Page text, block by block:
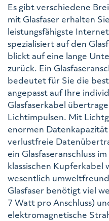
Es gibt verschiedene
mit Glasfaser erhalten
leistungsfähigste
spezialisiert auf den
blickt auf eine lange
zurück. Ein
bedeutet für Sie die
angepasst auf Ihre
Glasfaserkabel
Lichtimpulsen. Mit
enormen
verlustfreie
ein Glasfaseranschluss
klassischen Kupferkabel
wesentlich
Glasfaser benötigt viel
7 Watt pro Anschluss)
elektromagnetische